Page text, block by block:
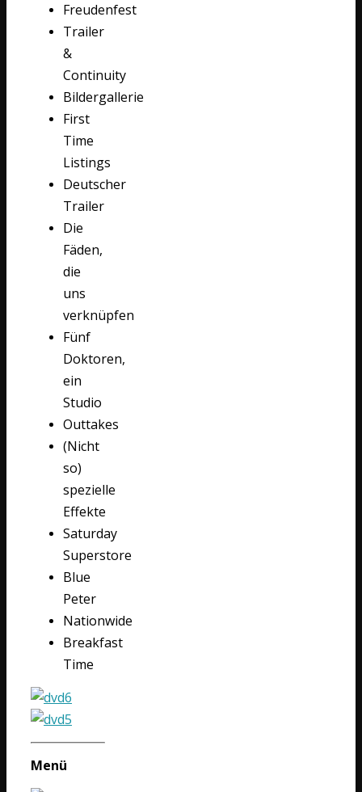
Freudenfest
Trailer
&
Continuity
Bildergallerie
First
Time
Listings
Deutscher
Trailer
Die
Fäden,
die
uns
verknüpfen
Fünf
Doktoren,
ein
Studio
Outtakes
(Nicht
so)
spezielle
Effekte
Saturday
Superstore
Blue
Peter
Nationwide
Breakfast
Time
Menü